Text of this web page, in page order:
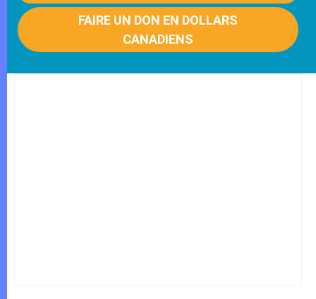
FAIRE UN DON EN DOLLARS
CANADIENS